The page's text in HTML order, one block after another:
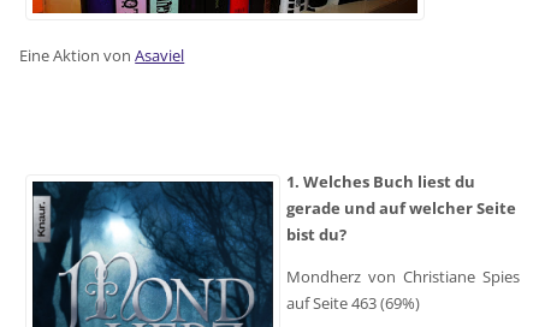
Eine Aktion vonAsaviel
1. Welches Buch liest du
gerade und auf welcher Seite
bist du?
Mondherz von Christiane Spies
auf Seite 463 (69%)